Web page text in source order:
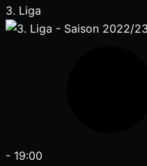
3. Liga
- 19:00